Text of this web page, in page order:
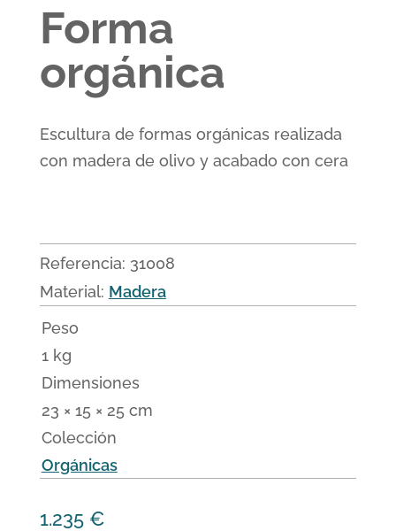
Forma
orgánica
Escultura de formas orgánicas realizada
con madera de olivo y acabado con cera
Referencia: 31008
Material: Madera
Peso
1 kg
Dimensiones
23 × 15 × 25 cm
Colección
Orgánicas
1.235 €